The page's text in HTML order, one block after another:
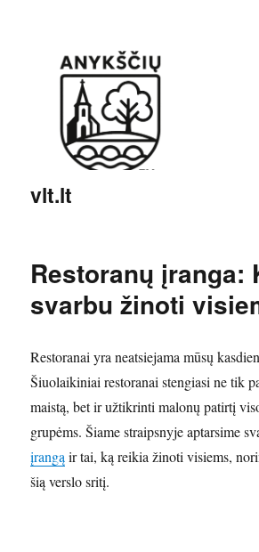
vlt.lt
Restoranų įranga:
svarbu žinoti
Restoranai yra neatsiejama mūsų
Šiuolaikiniai restoranai stengiasi ne tik
maistą, bet ir užtikrinti malonų patirtį
grupėms. Šiame straipsnyje aptarsime
įrangąir tai, ką reikia žinoti visiems,
šią verslo sritį.